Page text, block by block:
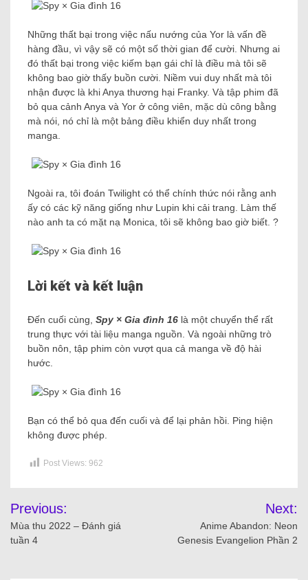
Những thất bại trong việc nấu nướng của Yor là vấn đề
hàng đầu, vì vậy sẽ có một số thời gian để cười. Nhưng ai
đó thất bại trong việc kiếm bạn gái chỉ là điều mà tôi sẽ
không bao giờ thấy buồn cười. Niềm vui duy nhất mà tôi
nhận được là khi Anya thương hại Franky. Và tập phim đã
bỏ qua cảnh Anya và Yor ở công viên, mặc dù công bằng
mà nói, nó chỉ là một bảng điều khiển duy nhất trong
manga.
Ngoài ra, tôi đoán Twilight có thể chính thức nói rằng anh
ấy có các kỹ năng giống như Lupin khi cải trang. Làm thế
nào anh ta có mặt nạ Monica, tôi sẽ không bao giờ biết. ?
Lời kết và kết luận
Đến cuối cùng, Spy × Gia đình 16 là một chuyển thể rất
trung thực với tài liệu manga nguồn. Và ngoài những trò
buồn nôn, tập phim còn vượt qua cả manga về độ hài
hước.
Bạn có thể bỏ qua đến cuối và để lại phản hồi. Ping hiện
không được phép.
Post Views: 962
Previous:
Mùa thu 2022 – Đánh giá
tuần 4
Next:
Anime Abandon: Neon
Genesis Evangelion Phần 2